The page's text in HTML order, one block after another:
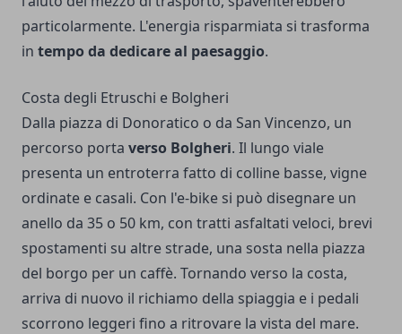
particolarmente. L'energia risparmiata si trasforma
in tempo da dedicare al paesaggio.
Costa degli Etruschi e Bolgheri
Dalla piazza di Donoratico o da San Vincenzo, un
percorso porta verso Bolgheri. Il lungo viale
presenta un entroterra fatto di colline basse, vigne
ordinate e casali. Con l'e-bike si può disegnare un
anello da 35 o 50 km, con tratti asfaltati veloci, brevi
spostamenti su altre strade, una sosta nella piazza
del borgo per un caffè. Tornando verso la costa,
arriva di nuovo il richiamo della spiaggia e i pedali
scorrono leggeri fino a ritrovare la vista del mare.